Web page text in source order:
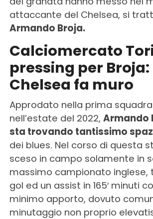
attaccante del Chelsea, si
Armando Broja.
Calciomercato
pressing per Broja:
Chelsea fa muro
Approdato nella prima
nell’estate del 2022, Armando
sta trovando tantissimo
dei blues. Nel corso di questa
sceso in campo solamente in
massimo campionato inglese,
gol ed un assist in 165′ minuti
minimo apporto, dovuto
minutaggio non proprio